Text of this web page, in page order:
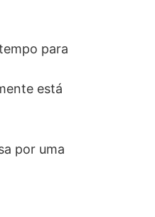
para
está
por uma